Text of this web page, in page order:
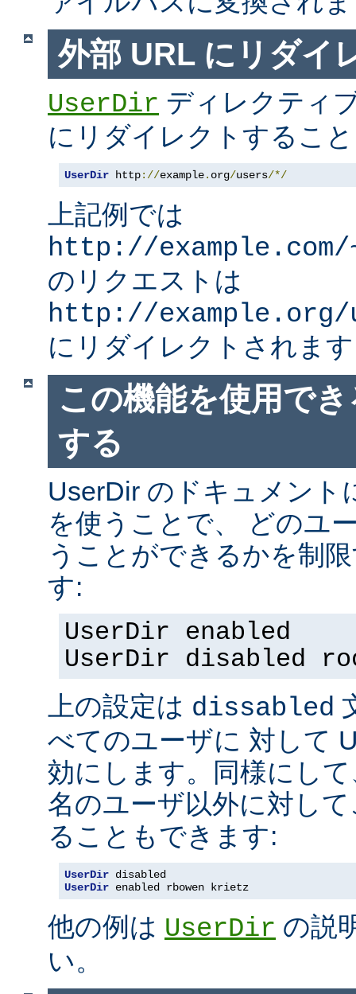
外部 URL にリダイ
UserDir ディレクティ
にリダイレクトするこ
UserDir http://example. org/users/*/
上記例では
http://example.com/
のリクエストは
http://example.org/
にリダイレクトされま
この機能を使用で
する
UserDir のドキュメント
を使うことで、 どのユ
うことができるかを制
す:
UserDir enabled
UserDir disabled
上の設定は dissabled
べてのユーザに 対して
効にします。同様にし
名のユーザ以外に対し
ることもできます:
UserDir disabled
UserDir enabled rbowen krietz
他の例は UserDir の説
い。